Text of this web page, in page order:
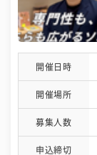
開催日時
開催場所
募集人数
申込締切